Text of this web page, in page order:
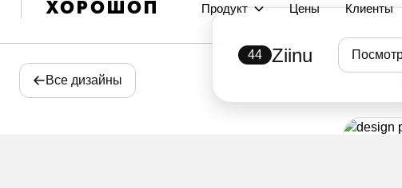
Продукт Цены Клиенты
Все дизайны
44 Ziinu